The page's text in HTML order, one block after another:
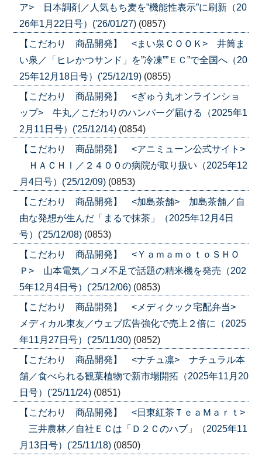
ア> 日本調剤／人気もち麦を”機能性表示”に刷新（20
26年1月22日号）('26/01/27) (0857)
【こだわり 商品開発】 <まい泉ＣＯＯＫ> 井筒ま
い泉／「ヒレかつサンド」を”冷凍””ＥＣ”で全国へ（20
25年12月18日号）('25/12/19) (0855)
【こだわり 商品開発】 <ぎゅう丸オンラインショ
ップ> 牛丸／こだわりのハンバーグ届ける（2025年1
2月11日号）('25/12/14) (0854)
【こだわり 商品開発】 <アニミューン公式サイト>
ＨＡＣＨＩ／２４００の病院が取り扱い（2025年12
月4日号）('25/12/09) (0853)
【こだわり 商品開発】 <加島茶舗> 加島茶舗／自
由な発想が生んだ「まるで抹茶」（2025年12月4日
号）('25/12/08) (0853)
【こだわり 商品開発】 <ＹａｍａｍｏｔｏＳＨＯ
Ｐ> 山本電気／コメ不足で話題の精米機を発売（202
5年12月4日号）('25/12/06) (0853)
【こだわり 商品開発】 <メディクック宅配弁当>
メディカル東友／ウェブ広告強化で売上２倍に（2025
年11月27日号）('25/11/30) (0852)
【こだわり 商品開発】 <ナチュ凛> ナチュラル本
舗／食べられる観葉植物で新市場開拓（2025年11月20
日号）('25/11/24) (0851)
【こだわり 商品開発】 <日東紅茶ＴｅａＭａｒｔ>
三井農林／自社ＥＣは「Ｄ２Ｃのハブ」（2025年11
月13日号）('25/11/18) (0850)